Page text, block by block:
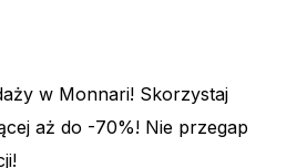
w Monnari! Skorzystaj
aż do -70%! Nie przegap